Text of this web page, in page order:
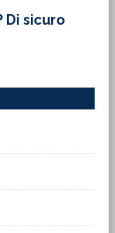
Di sicuro